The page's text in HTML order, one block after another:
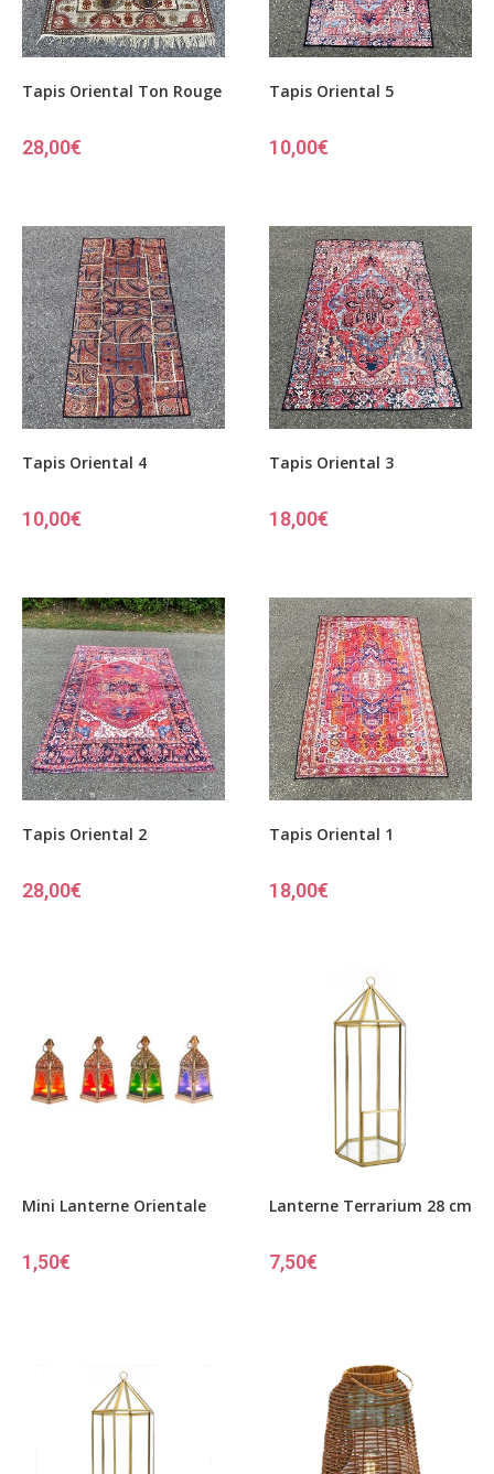
Tapis Oriental Ton Rouge
28,00€
Tapis Oriental 5
10,00€
Tapis Oriental 4
10,00€
Tapis Oriental 3
18,00€
Tapis Oriental 2
28,00€
Tapis Oriental 1
18,00€
Mini Lanterne Orientale
1,50€
Lanterne Terrarium 28 cm
7,50€